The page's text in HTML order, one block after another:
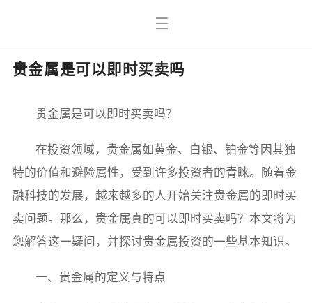
贵金属是可以即时买卖吗
贵金属是可以即时买卖吗？
在投资领域，贵金属如黄金、白银、铂金等因其独
特的价值和避险属性，受到许多投资者的青睐。随着金
融科技的发展，越来越多的人开始关注贵金属的即时买
卖问题。那么，贵金属真的可以即时买卖吗？本文将为
您解答这一疑问，并探讨贵金属投资的一些基本知识。
一、贵金属的定义与特点